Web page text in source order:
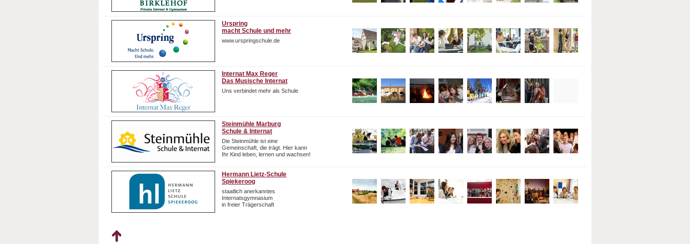
Urspring
macht Schule und mehr
www.urspringschule.de
Internat Max Reger
Das Musische Internat
Uns verbindet mehr als Schule
Steinmühle Marburg
Schule & Internat
Die Steinmühle ist eine
Gemeinschaft, die trägt. Hier kann
Ihr Kind leben, lernen und wachsen!
Hermann Lietz-Schule
Spiekeroog
staatlich anerkanntes
Internatsgymnasium
in freier Trägerschaft